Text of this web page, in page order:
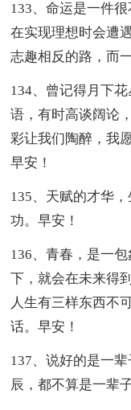
133、命运是一件
在实现理想时会遭
志趣相反的路，而
134、曾记得月下
语，有时高谈阔论
彩让我们陶醉，我
早安！
135、天赋的才华
功。早安！
136、青春，是一
下，就会在未来得
人生有三样东西不
话。早安！
137、说好的是一
辰，都不算是一辈